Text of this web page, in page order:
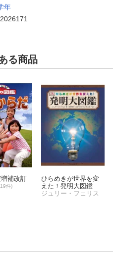
年
る商品
増補改訂
件)
ひらめきが世界を変
えた！発明大図鑑
ジュリー・フェリス